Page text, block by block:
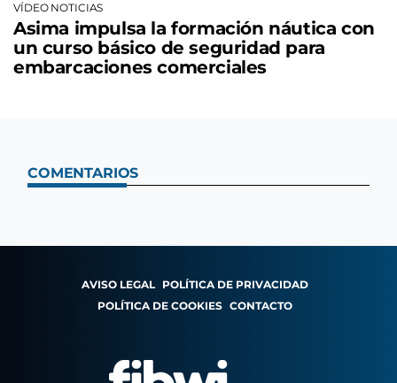
VÍDEO NOTICIAS
Asima impulsa la formación náutica con
un curso básico de seguridad para
embarcaciones comerciales
COMENTARIOS
AVISO LEGAL POLÍTICA DE PRIVACIDAD
POLÍTICA DE COOKIES CONTACTO